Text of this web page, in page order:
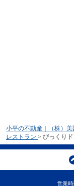
小平の不動産｜（株）美
レストラン > びっくり
営業